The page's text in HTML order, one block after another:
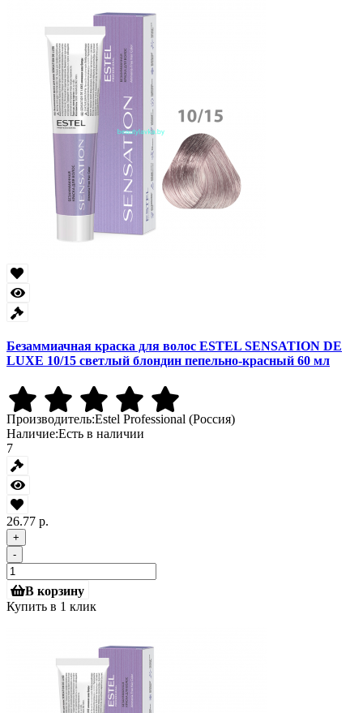
Безаммиачная краска для волос ESTEL SENSATION DE
LUXE 10/15 светлый блондин пепельно-красный 60 мл
Производитель:Estel Professional (Россия)
Наличие:Есть в наличии
7
26.77 р.
+
-
В корзину
Купить в 1 клик